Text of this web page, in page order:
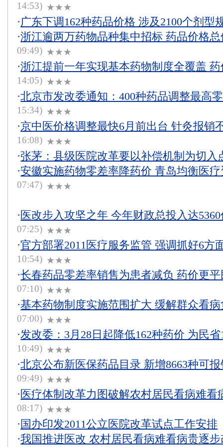
14:53) ★★★
·广东下调162种药品价格 涉及2100个剂型
·浙江逾两万药物品种集中招标 药品价格
09:49) ★★★
·浙江提前一年实现基本药物制度全覆盖 药
14:05) ★★★
·北京市发改委通知：400种药品调整最高
15:34) ★★★
·京中医价格调整最快6月前出台 针灸报销
16:08) ★★★
·张茅：县级医院改革要以补偿机制为切入
·安徽实施药物零差率降药价 青岛均衡医
07:47) ★★★
· 医改步入攻坚之年 今年财政总投入达
07:25) ★★★
·官方部署2011医疗服务监管 强调抓好6方
10:54) ★★★
·长春药品零差率销售为患者减负 药价更
07:10) ★★★
·基本药物制度实施范围扩大 缓解群众看
07:00) ★★★
·发改委：3月28日起降低162种药价 为民省
10:49) ★★★
·北京公布新医保药品目录 新增8663种可
09:49) ★★★
· 医疗体制改革力图破解农村居民看病难看
08:17) ★★★
· 国办印发2011公立医院改革试点工作安排
·我国推进医改 农村居民看病难看病贵逐